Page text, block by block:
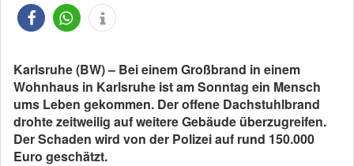
Karlsruhe (BW) – Bei einem Großbrand in einem
Wohnhaus in Karlsruhe ist am Sonntag ein Mensch
ums Leben gekommen. Der offene Dachstuhlbrand
drohte zeitweilig auf weitere Gebäude überzugreifen.
Der Schaden wird von der Polizei auf rund 150.000
Euro geschätzt.